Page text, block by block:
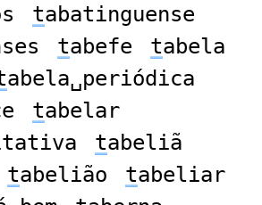
tabatinguense
tabefe tabela
abela␣periódica
tabelar
tabeliã
tabelião tabeliar